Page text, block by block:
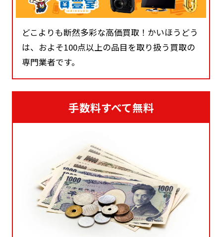
どこよりも断然多彩な高価買取！かいほうどう
は、およそ100点以上の品目を取り扱う買取の
専門業者です。
手数料すべて無料